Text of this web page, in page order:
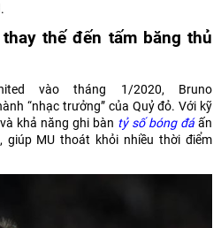
thế đến tấm băng thủ
vào tháng 1/2020, Bruno
“nhạc trưởng” của Quỷ đỏ. Với kỹ
khả năng ghi bàn tỷ số bóng đáấn
MU thoát khỏi nhiều thời điểm